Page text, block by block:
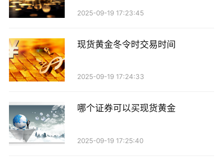
选择一个合适的时机买入。
当你成功买入黄金后，最重要的就是找到合适的时
机卖出。继续以上述例子，如果你在金饰价格涨到6000
卖出黄金时，有几个小技巧：
1. 关注市场趋势：通过分析市场信息、经济数据
2025-09-19 17:23:45
现货黄金冬令时交易时间
2025-09-19 17:24:33
哪个证券可以买现货黄金
2025-09-19 17:25:40